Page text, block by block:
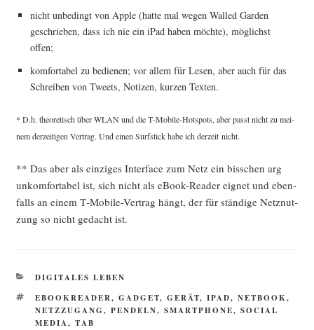
nicht unbe­dingt von Apple (hat­te mal wegen Wal­led Gar­den
geschrie­ben, dass ich nie ein iPad haben möch­te), mög­lichst
offen;
kom­for­ta­bel zu bedie­nen; vor allem für Lesen, aber auch für das
Schrei­ben von Tweets, Noti­zen, kur­zen Texten.
* D.h. theo­re­tisch über WLAN und die T‑Mo­bi­le-Hot­spots, aber passt nicht zu mei­
nem der­zei­ti­gen Ver­trag. Und einen Surf­stick habe ich der­zeit nicht.
** Das aber als ein­zi­ges Inter­face zum Netz ein biss­chen arg
unkom­for­ta­bel ist, sich nicht als eBook-Rea­der eig­net und eben­
falls an einem T‑Mo­bi­le-Ver­trag hängt, der für stän­di­ge Netz­nut­
zung so nicht gedacht ist.
KATEGORIEN
DIGITALES LEBEN
SCHLAGWÖRTER
EBOOKREADER, GADGET, GERÄT, IPAD, NETBOOK,
NETZZUGANG, PENDELN, SMARTPHONE, SOCIAL
MEDIA, TAB